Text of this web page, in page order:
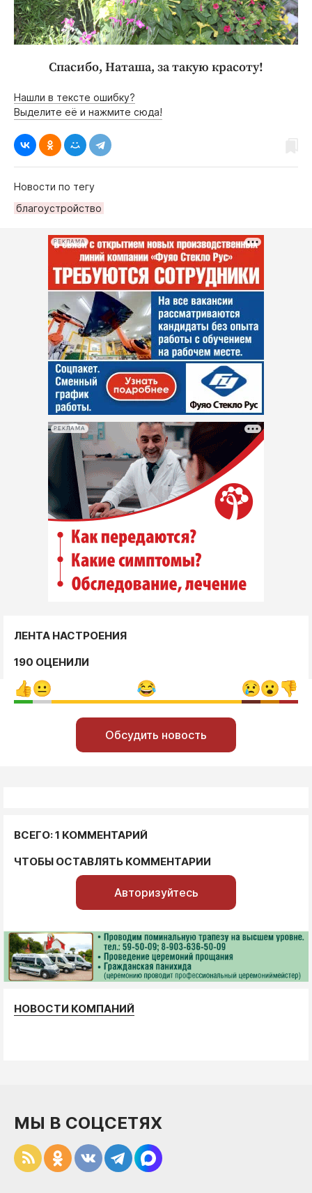
Спасибо, Наташа, за такую красоту!
Нашли в тексте ошибку?
Выделите её и нажмите сюда!
Новости по тегу
благоустройство
РЕКЛАМА
РЕКЛАМА
ЛЕНТА НАСТРОЕНИЯ
190 ОЦЕНИЛИ
Обсудить новость
ВСЕГО: 1 КОММЕНТАРИЙ
ЧТОБЫ ОСТАВЛЯТЬ КОММЕНТАРИИ
Авторизуйтесь
НОВОСТИ КОМПАНИЙ
МЫ В СОЦСЕТЯХ